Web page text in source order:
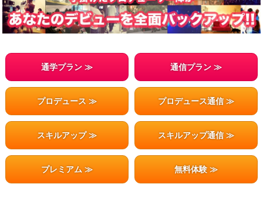
通学プラン ≫ 通信プラン ≫
プロデュース ≫ プロデュース通信 ≫
スキルアップ ≫ スキルアップ通信 ≫
プレミアム ≫ 無料体験 ≫